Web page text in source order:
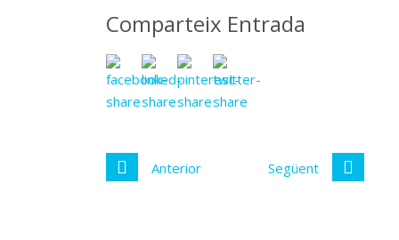
Comparteix Entrada
Anterior Següent